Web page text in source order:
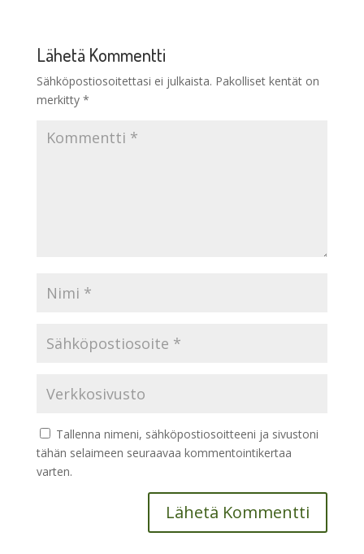
Lähetä Kommentti
Sähköpostiosoitettasi ei julkaista. Pakolliset kentät on
merkitty *
Tallenna nimeni, sähköpostiosoitteeni ja sivustoni
tähän selaimeen seuraavaa kommentointikertaa
varten.